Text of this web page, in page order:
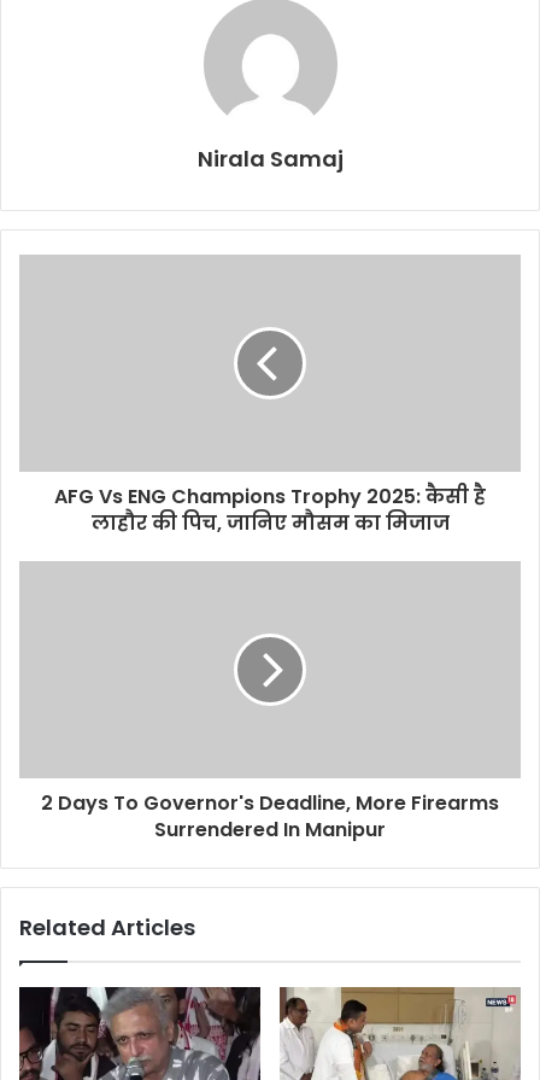
Nirala Samaj
AFG Vs ENG Champions Trophy 2025: कैसी है
लाहौर की पिच, जानिए मौसम का मिजाज
2 Days To Governor's Deadline, More Firearms
Surrendered In Manipur
Related Articles